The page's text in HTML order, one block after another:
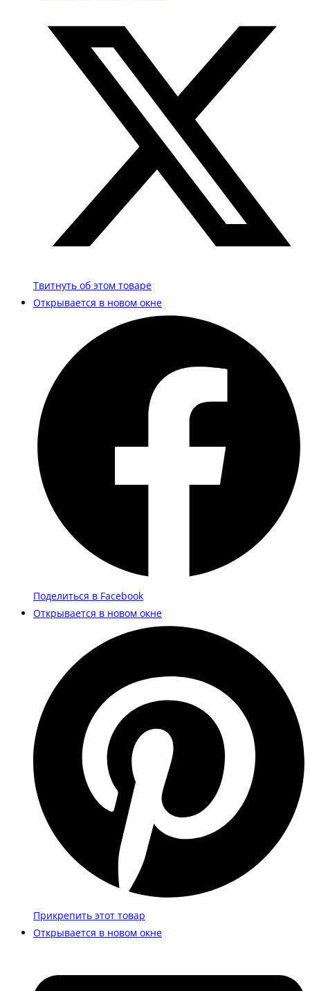
Твитнуть об этом товаре
Открывается в новом окне
Поделиться в Facebook
Открывается в новом окне
Прикрепить этот товар
Открывается в новом окне